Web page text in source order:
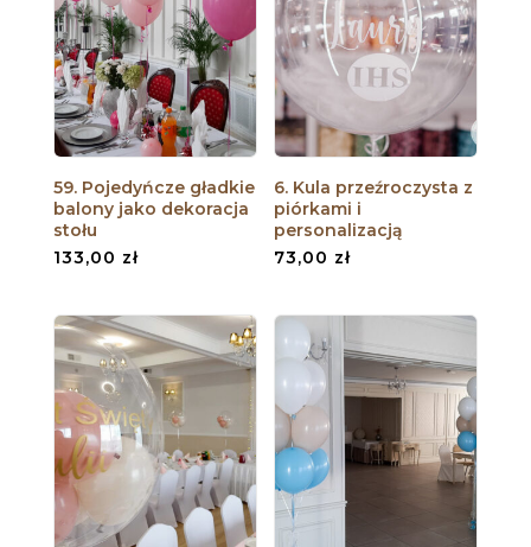
59. Pojedyńcze gładkie
balony jako dekoracja
stołu
133,00 zł
6. Kula przeźroczysta z
piórkami i
personalizacją
73,00 zł